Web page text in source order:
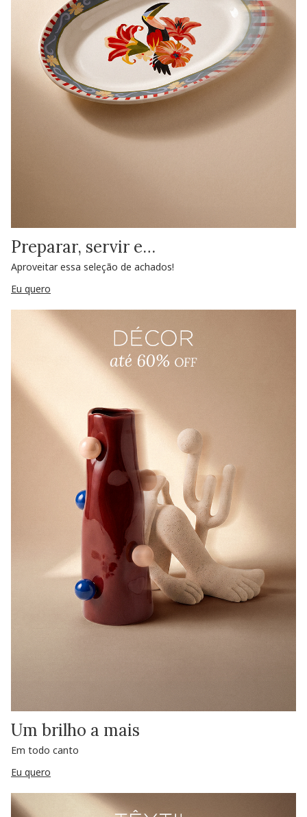
Preparar, servir e…
Aproveitar essa seleção de achados!
Eu quero
Um brilho a mais
Em todo canto
Eu quero